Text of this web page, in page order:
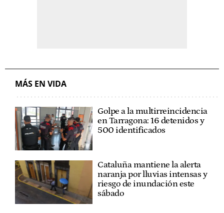
MÁS EN VIDA
Golpe a la multirreincidencia
en Tarragona: 16 detenidos y
500 identificados
Cataluña mantiene la alerta
naranja por lluvias intensas y
riesgo de inundación este
sábado